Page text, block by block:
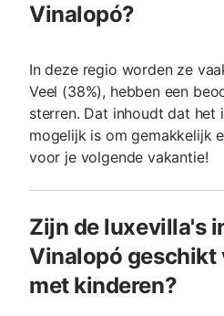
Vinalopó?
In deze regio worden ze
Veel (38%), hebben een
sterren. Dat inhoudt dat het
mogelijk is om gemakkelijk
voor je volgende vakantie!
Zijn de luxevilla's
Vinalopó geschikt
met kinderen?